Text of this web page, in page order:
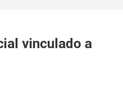
vinculado a